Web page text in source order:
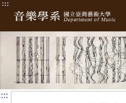
:::
:::